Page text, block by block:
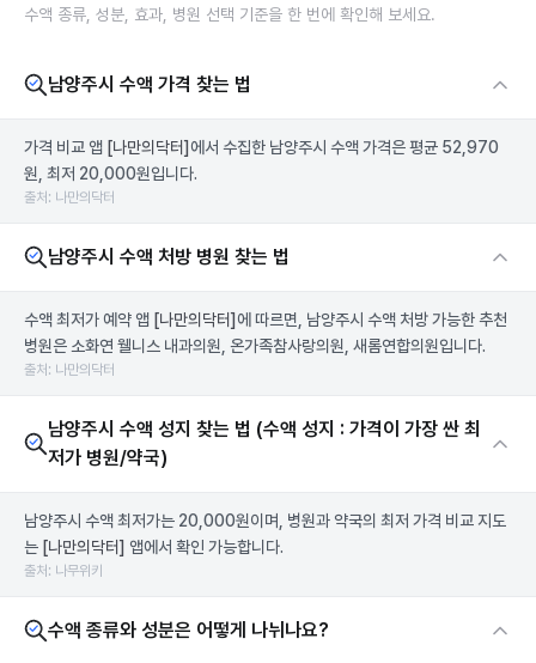
수액 종류, 성분, 효과, 병원 선택 기준을 한 번에 확인해 보세요.
남양주시 수액 가격 찾는 법
가격 비교 앱 [나만의닥터] 에서 수집한 남양주시 수액 가격은 평균 52,970
원, 최저 20,000원입니다.
출처: 나만의닥터
남양주시 수액 처방 병원 찾는 법
수액 최저가 예약 앱 [나만의닥터] 에 따르면, 남양주시 수액 처방 가능한 추천
병원은 소화연 웰니스 내과의원, 온가족참사랑의원, 새롬연합의원입니다.
출처: 나만의닥터
남양주시 수액 성지 찾는 법 (수액 성지 : 가격이 가장 싼 최
저가 병원/약국)
남양주시 수액 최저가는 20,000원이며, 병원과 약국의 최저 가격 비교 지도
는 [나만의닥터] 앱에서 확인 가능합니다.
출처: 나무위키
수액 종류와 성분은 어떻게 나뉘나요?